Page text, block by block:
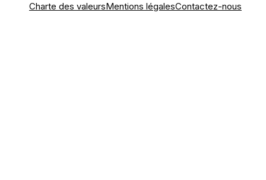
Charte des valeursMentions légalesContactez-nous